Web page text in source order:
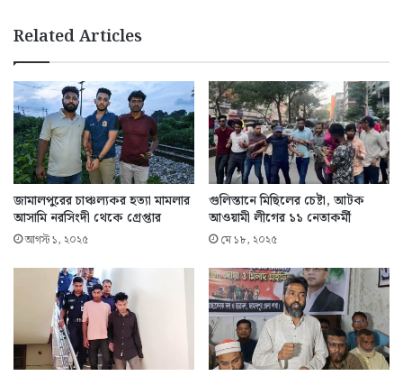
Related Articles
জামালপুরের চাঞ্চল্যকর হত্যা মামলার
আসামি নরসিংদী থেকে গ্রেপ্তার
আগস্ট ১, ২০২৫
গুলিস্তানে মিছিলের চেষ্টা, আটক
আওয়ামী লীগের ১১ নেতাকর্মী
মে ১৮, ২০২৫